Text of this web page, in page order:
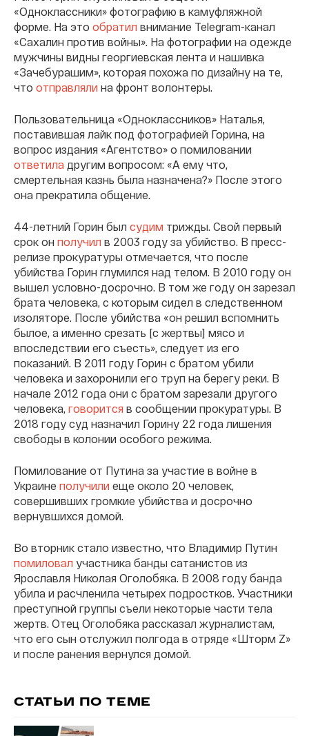
«Одноклассники» фотографию в камуфляжной
форме. На это обратил внимание Telegram-канал
«Сахалин против войны». На фотографии на одежде
мужчины видны георгиевская лента и нашивка
«Зачебурашим», которая похожа по дизайну на те,
что отправляли на фронт волонтеры.
Пользовательница «Одноклассников» Наталья,
поставившая лайк под фотографией Горина, на
вопрос издания «Агентство» о помиловании
ответила другим вопросом: «А ему что,
смертельная казнь была назначена?» После этого
она прекратила общение.
44-летний Горин был судим трижды. Свой первый
срок он получил в 2003 году за убийство. В пресс-
релизе прокуратуры отмечается, что после
убийства Горин глумился над телом. В 2010 году он
вышел условно-досрочно. В том же году он зарезал
брата человека, с которым сидел в следственном
изоляторе. После убийства «он решил вспомнить
былое, а именно срезать [с жертвы] мясо и
впоследствии его съесть», следует из его
показаний. В 2011 году Горин с братом убили
человека и захоронили его труп на берегу реки. В
начале 2012 года они с братом зарезали другого
человека, говорится в сообщении прокуратуры. В
2018 году суд назначил Горину 22 года лишения
свободы в колонии особого режима.
Помилование от Путина за участие в войне в
Украине получили еще около 20 человек,
совершивших громкие убийства и досрочно
вернувшихся домой.
Во вторник стало известно, что Владимир Путин
помиловал участника банды сатанистов из
Ярославля Николая Оголобяка. В 2008 году банда
убила и расчленила четырех подростков. Участники
преступной группы съели некоторые части тела
жертв. Отец Оголобяка рассказал журналистам,
что его сын отслужил полгода в отряде «Шторм Z»
и после ранения вернулся домой.
СТАТЬИ ПО ТЕМЕ